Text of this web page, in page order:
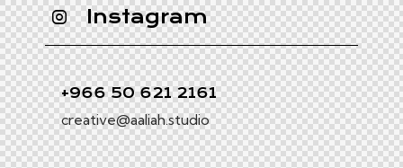
Instagram
+966 50 621 2161
creative@aaliah.studio